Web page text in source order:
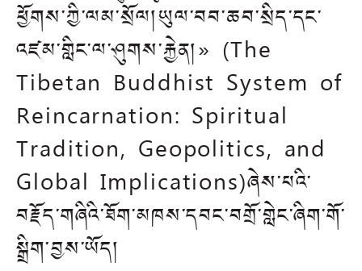
ཕྱོགས་ཀྱི་ལམ་སྲོལ།ཡུལ་བབ་ཆབ་སྲིད་དང་
འཛམ་གླིང་ལ་ཤུགས་རྐྱེན།» (The
Tibetan Buddhist System of
Reincarnation: Spiritual
Tradition, Geopolitics, and
Global Implications)ཞེས་པའི་
བརྗོད་གཞིའི་ཐོག་མཁས་དབང་བགྲོ་གླེང་ཞིག་གོ་
སྒྲིག་བྱས་ཡོད།